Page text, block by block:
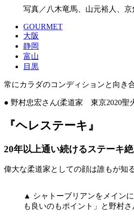
写真／八木竜馬、山元裕人、
GOURMET
大阪
静岡
富山
目黒
常にカラダのコンディションと向き
● 野村忠宏さん(柔道家 東京2020聖
『ヘレステーキ』
20年以上通い続けるステーキ絶
偉大な柔道家としての顔は誰もが知
▲ シャトーブリアンをメイン
も良いのもポイント」と野村